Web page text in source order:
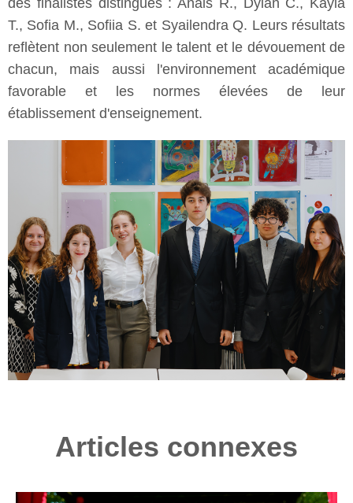
des finalistes distingués : Anais R., Dylan C., Kayla
T., Sofia M., Sofiia S. et Syailendra Q. Leurs résultats
reflètent non seulement le talent et le dévouement de
chacun, mais aussi l'environnement académique
favorable et les normes élevées de leur
établissement d'enseignement.
Articles connexes